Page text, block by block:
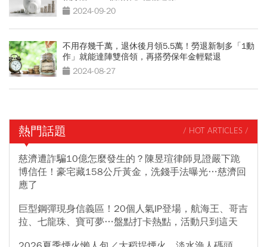
2024-09-20
不用存幾千萬，退休後月領5.5萬！勞退新制多「1動
作」就能達陣雙倍領，再搭勞保年金輕鬆退
2024-08-27
熱門話題 / HOT ARTICLES /
慈濟遭詐騙10億怎麼發生的？陳昱瑄律師見證嚴下跪
博信任！豪宅藏158公斤黃金，洗錢手法曝光…慈濟回
應了
巨型鋼彈現身信義區！20個人氣IP登場，航海王、哥吉
拉、七龍珠、寶可夢…盤點打卡熱點，活動只到這天